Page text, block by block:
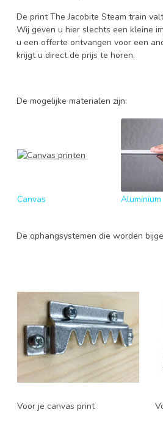
De print The Jacobite Steam train
Wij geven u hier slechts een kleine
u een offerte ontvangen voor een
krijgt u direct de prijs te horen.
De mogelijke materialen zijn:
Canvas Aluminium
De ophangsystemen die worden
Voor je canvas print